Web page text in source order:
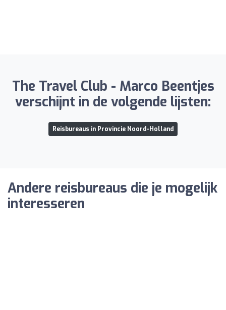
The Travel Club - Marco Beentjes
verschijnt in de volgende lijsten:
Reisbureaus in Provincie Noord-Holland
Andere reisbureaus die je mogelijk
interesseren